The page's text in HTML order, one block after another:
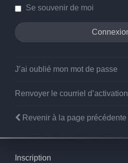
Se souvenir de moi
J’ai oublié mon mot de passe
Renvoyer le courriel d’activation
Revenir à la page précédente
Inscription